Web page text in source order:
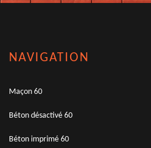
NAVIGATION
Maçon 60
Béton désactivé 60
Béton imprimé 60